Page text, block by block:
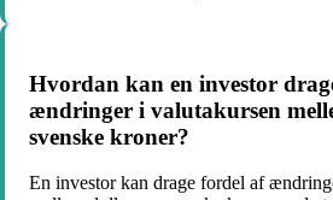
Hvordan kan en investor
ændringer i valutakursen
svenske kroner?
En investor kan drage fordel af